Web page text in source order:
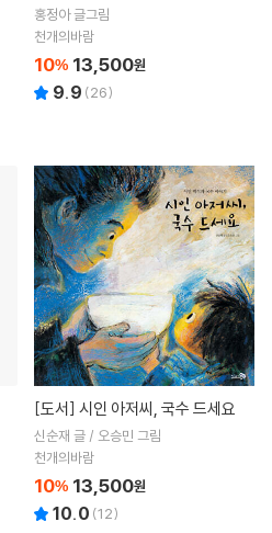
홍정아 글그림
천개의바람
10% 13,500원
9.9 (26)
[도서] 시인 아저씨, 국수 드세요
신순재 글 / 오승민 그림
천개의바람
10% 13,500원
10.0 (12)